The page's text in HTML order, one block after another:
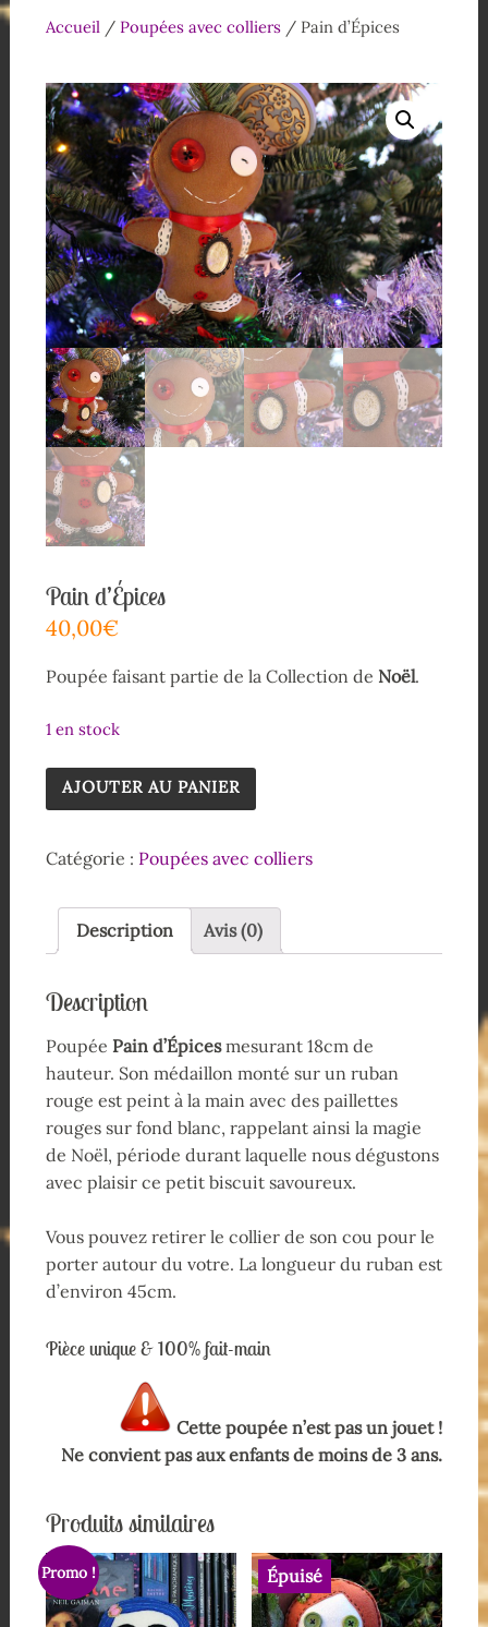
Accueil/ Poupées avec colliers/ Pain d’Épices
Pain d’Épices
40,00€
Poupée faisant partie de la Collection de Noël.
1 en stock
AJOUTER AU PANIER
Catégorie : Poupées avec colliers
Description Avis (0)
Description
Poupée Pain d’Épicesmesurant 18cm de
hauteur. Son médaillon monté sur un ruban
rouge est peint à la main avec des paillettes
rouges sur fond blanc, rappelant ainsi la magie
de Noël, période durant laquelle nous dégustons
avec plaisir ce petit biscuit savoureux.
Vous pouvez retirer le collier de son cou pour le
porter autour du votre. La longueur du ruban est
d’environ 45cm.
Pièce unique & 100% fait-main
Cette poupée n’est pas un jouet !
Ne convient pas aux enfants de moins de 3 ans.
Produits similaires
Promo ! Épuisé